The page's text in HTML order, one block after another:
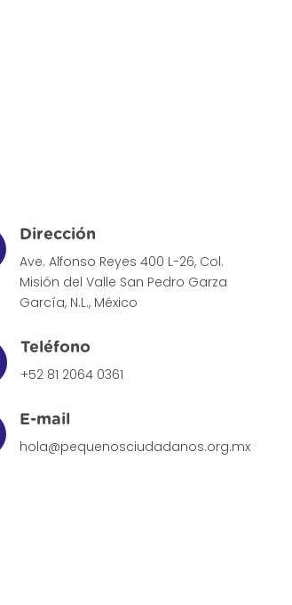
Dirección
Ave. Alfonso Reyes 400 L-26, Col.
Misión del Valle San Pedro Garza
García, N.L., México
Teléfono
+52 81 2064 0361
E-mail
hola@pequenosciudadanos.org.mx